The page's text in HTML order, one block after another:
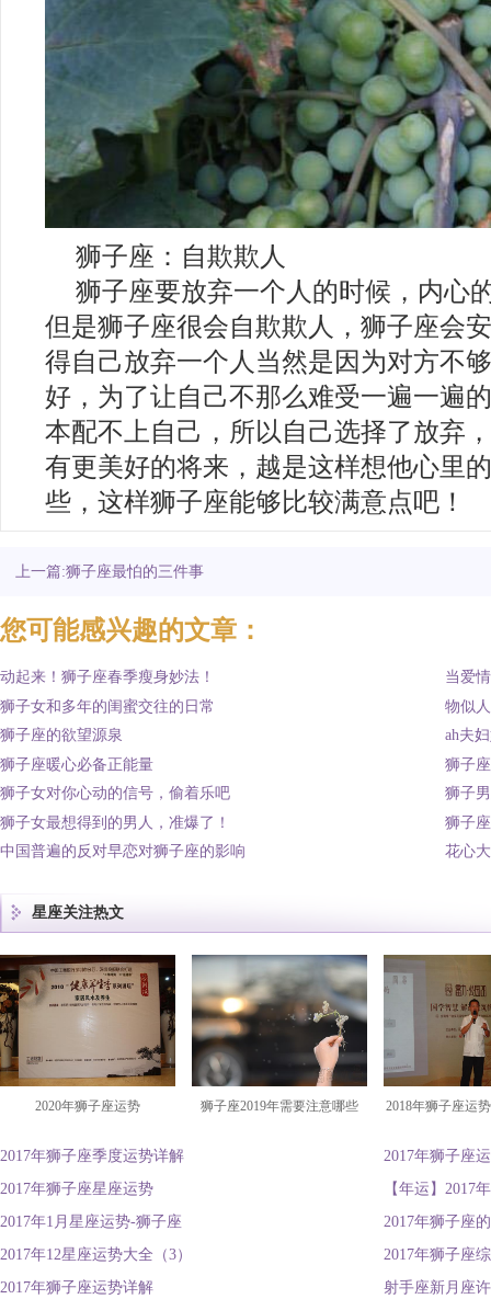
狮子座：自欺欺人
狮子座要放弃一个人的时候，内心
但是狮子座很会自欺欺人，狮子座会
得自己放弃一个人当然是因为对方不
好，为了让自己不那么难受一遍一遍
本配不上自己，所以自己选择了放弃
有更美好的将来，越是这样想他心里
些，这样狮子座能够比较满意点吧！
上一篇:狮子座最怕的三件事
您可能感兴趣的文章：
动起来！狮子座春季瘦身妙法！
狮子女和多年的闺蜜交往的日常
狮子座的欲望源泉
狮子座暖心必备正能量
狮子女对你心动的信号，偷着乐吧
狮子女最想得到的男人，准爆了！
中国普遍的反对早恋对狮子座的影响
当爱
物似
ah夫
狮子
狮子
狮子
花心
星座关注热文
2020年狮子座运势 狮子座2019年需要注意哪些 2018年狮子座运
2017年狮子座季度运势详解
2017年狮子座
2017年狮子座星座运势
【年运】2017
2017年1月星座运势-狮子座
2017年狮子座
2017年12星座运势大全（3）
2017年狮子座
2017年狮子座运势详解
射手座新月座